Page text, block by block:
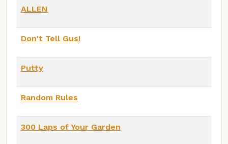
ALLEN
Don't Tell Gus!
Putty
Random Rules
300 Laps of Your Garden